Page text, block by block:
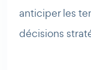
anticiper les
décisions